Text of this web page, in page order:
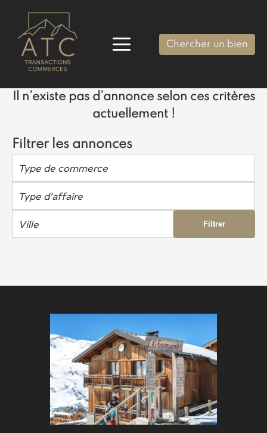
Chercher un bien
Il n’existe pas d’annonce selon ces critères
actuellement !
Filtrer les annonces
Type de commerce
Type d’affaire
Ville Filtrer